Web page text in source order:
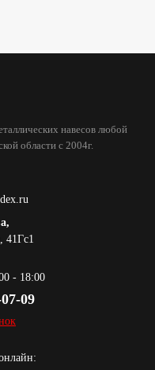
навесов любой
области с 2004г.
41Гс1
- 18:00
09